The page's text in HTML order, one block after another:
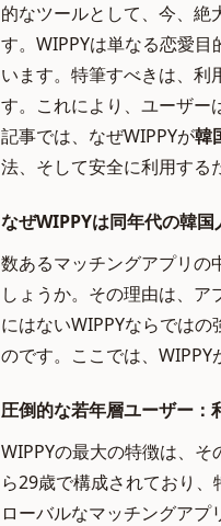
的なツールとして、今、絶
す。WIPPYは単なる恋愛
います。特筆すべきは、利
す。これにより、ユーザー
記事では、なぜWIPPYが韓
法、そして安全に利用する
なぜWIPPYは同年代の韓
数あるマッチングアプリの
しょうか。その理由は、
にはないWIPPYならでは
のです。ここでは、WIPPY
圧倒的な若年層ユーザー：
WIPPYの最大の特徴は、
ら29歳で構成されており
ローバルなマッチングア